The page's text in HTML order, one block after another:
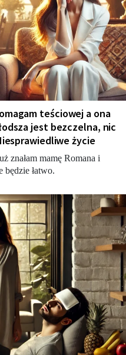
teściowej a ona
jest bezczelna, nic
życie
znałam mamę Romana i
będzie łatwo.